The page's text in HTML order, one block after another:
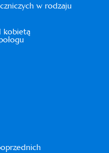
w rodzaju
kobietą